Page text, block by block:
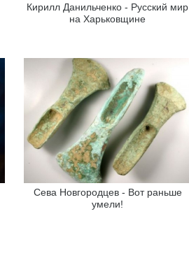
Кирилл Данильченко - Русский мир
на Харьковщине
Сева Новгородцев - Вот раньше
умели!